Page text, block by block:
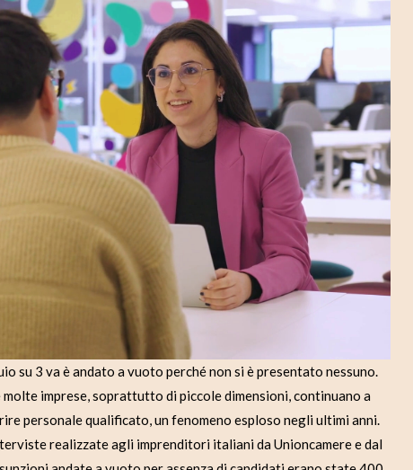
d
e
o
su 3 va è andato a vuoto perché non si è presentato nessuno.
imprese, soprattutto di piccole dimensioni, continuano a
personale qualificato, un fenomeno esploso negli ultimi anni.
realizzate agli imprenditori italiani da Unioncamere e dal